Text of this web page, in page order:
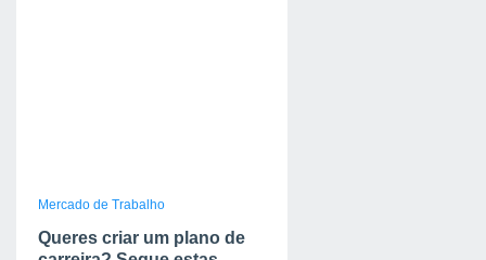
Mercado de Trabalho
Queres criar um plano de